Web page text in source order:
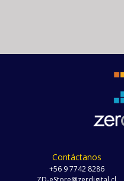
Contáctanos
+56 9 7742 8286